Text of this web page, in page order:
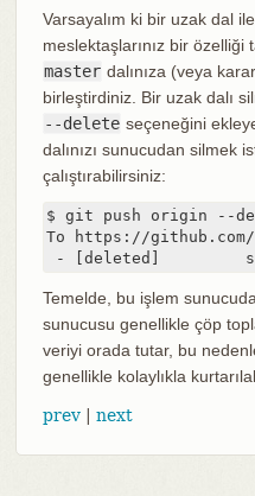
Varsayalım ki bir uzak dal
meslektaşlarınız bir özelliği
master dalınıza (veya
birleştirdiniz. Bir uzak dalı
--delete seçeneğini
dalınızı sunucudan silmek
çalıştırabilirsiniz:
$ git push origin --
To https://github.com/
- [deleted]
Temelde, bu işlem
sunucusu genellikle çöp
veriyi orada tutar, bu
genellikle kolaylıkla
prev| next